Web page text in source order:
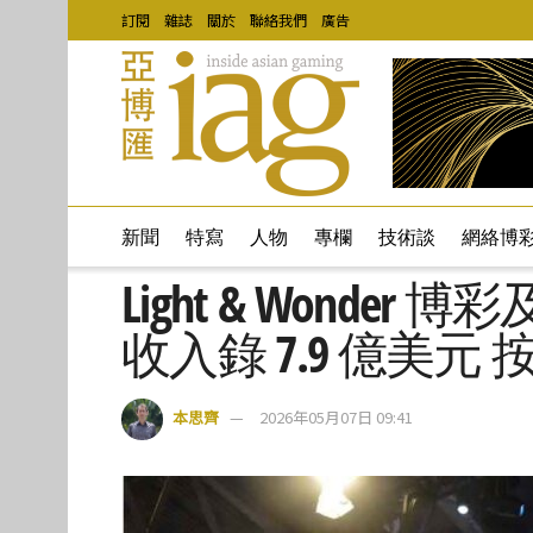
訂閱 雜誌 關於 聯絡我們 廣告
新聞 特寫 人物 專欄 技術談 網絡博
Light & Wonder 博
收入錄 7.9 億美元
本思齊 2026年05月07日 09:41